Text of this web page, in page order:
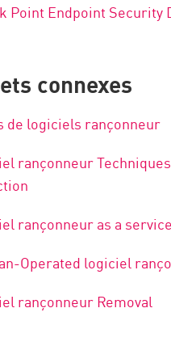
Point Endpoint Security
connexes
de logiciels rançonneur
rançonneur
rançonneur as a service
Operated logiciel
rançonneur Removal